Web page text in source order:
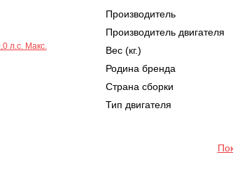
Производитель
Производитель двигателя
Вес (кг.)
Родина бренда
Страна сборки
Тип двигателя